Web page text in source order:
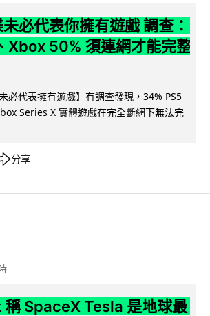
必代表你擁有遊戲 調查：
Xbox 50% 須連網才能完整
必代表擁有遊戲】有調查發現，34% PS5
Series X 實體遊戲在完全斷網下無法完
分享
稱 SpaceX Tesla 是地球最